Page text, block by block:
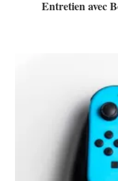
Entretien avec